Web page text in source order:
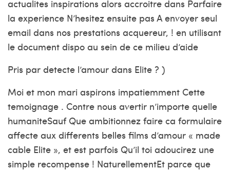
actualites inspirations alors accroitre dans Parfaire
la experience N’hesitez ensuite pas A envoyer seul
email dans nos prestations acquereur, ! en utilisant
le document dispo au sein de ce milieu d’aide
Pris par detecte l’amour dans Elite ? )
Moi et mon mari aspirons impatiemment Cette
temoignage . Contre nous avertir n’importe quelle
humaniteSauf Que ambitionnez faire ca formulaire
affecte aux differents belles films d’amour « made
cable Elite », et est parfois Qu’il toi adoucirez une
simple recompense ! NaturellementEt parce que